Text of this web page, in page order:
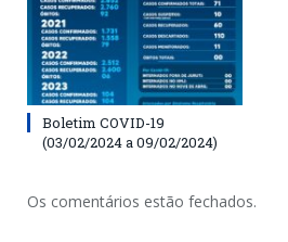
Boletim COVID-19
(03/02/2024 a 09/02/2024)
Os comentários estão fechados.